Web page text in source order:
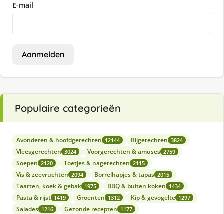
E-mail
Aanmelden
Populaire categorieën
Avondeten & hoofdgerechten 12144 Bijgerechten 3824
Vleesgerechten 3024 Voorgerechten & amuses 2759
Soepen 2120 Toetjes & nagerechten 2115
Vis & zeevruchten 2094 Borrelhapjes & tapas 2015
Taarten, koek & gebak 1975 BBQ & buiten koken 1434
Pasta & rijst 1419 Groenten 1312 Kip & gevogelte 1297
Salades 1216 Gezonde recepten 1177